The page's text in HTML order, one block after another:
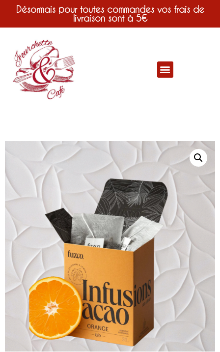
Désormais pour toutes commandes vos frais de
livraison sont à 5€